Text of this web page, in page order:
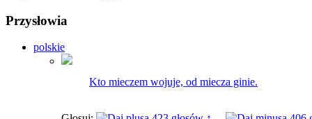
Przysłowia
polskie
Kto mieczem wojuje, od miecza ginie.